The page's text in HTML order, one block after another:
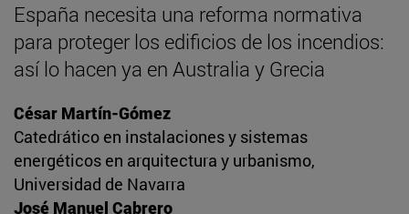
España necesita una reforma normativa
para proteger los edificios de los incendios:
así lo hacen ya en Australia y Grecia
César Martín-Gómez
Catedrático en instalaciones y sistemas
energéticos en arquitectura y urbanismo,
Universidad de Navarra
José Manuel Cabrero